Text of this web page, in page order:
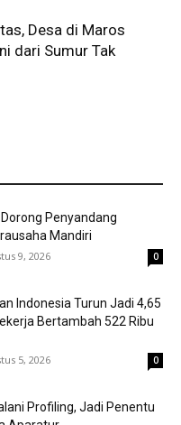
Desa di Maros
dari Sumur Tak
Penyandang
Mandiri
9, 2026 0
Indonesia Turun Jadi 4,65
Bertambah 522 Ribu
5, 2026 0
Profiling, Jadi Penentu